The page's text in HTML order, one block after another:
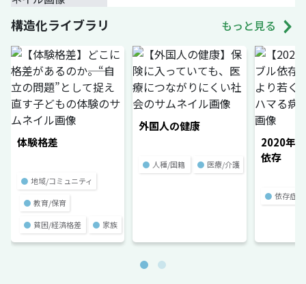
構造化ライブラリ もっと見る
体験格差
● 地域/コミュニティ
● 教育/保育
● 貧困/経済格差 ● 家族
外国人の健康
● 人種/国籍 ● 医療/介護
2020年
依存
● 依存症